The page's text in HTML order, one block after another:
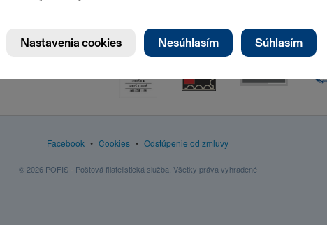
Facebook • Cookies • Odstúpenie od zmluvy
© 2026 POFIS - Poštová filatelistická služba. Všetky práva vyhradené